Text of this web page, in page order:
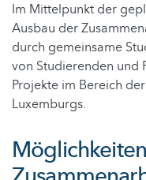
Im Mittelpunkt der
Ausbau der
durch gemeinsame
von Studierenden und
Projekte im Bereich
Luxemburgs.